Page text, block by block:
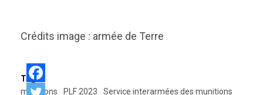
Crédits image : armée de Terre
Tags:
munitions
PLF 2023
Service interarmées des munitions